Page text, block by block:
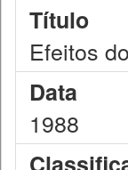
Título
Efeitos
Data
1988